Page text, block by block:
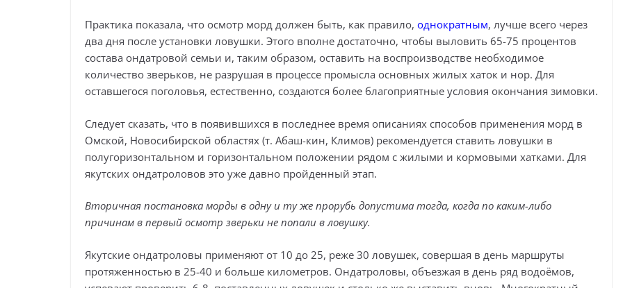
Практика показала, что осмотр морд должен быть, как правило, однократным, лучше всего через
два дня после установки ловушки. Этого вполне достаточно, чтобы выловить 65-75 процентов
состава ондатровой семьи и, таким образом, оставить на воспроизводстве необходимое
количество зверьков, не разрушая в процессе промысла основных жилых хаток и нор. Для
оставшегося поголовья, естественно, создаются более благоприятные условия окончания зимовки.
Следует сказать, что в появившихся в последнее время описаниях способов применения морд в
Омской, Новосибирской областях (т. Абаш-кин, Климов) рекомендуется ставить ловушки в
полугоризонтальном и горизонтальном положении рядом с жилыми и кормовыми хатками. Для
якутских ондатроловов это уже давно пройденный этап.
Вторичная постановка морды в одну и ту же прорубь допустима тогда, когда по каким-либо
причинам в первый осмотр зверьки не попали в ловушку.
Якутские ондатроловы применяют от 10 до 25, реже 30 ловушек, совершая в день маршруты
протяженностью в 25-40 и больше километров. Ондатроловы, объезжая в день ряд водоёмов,